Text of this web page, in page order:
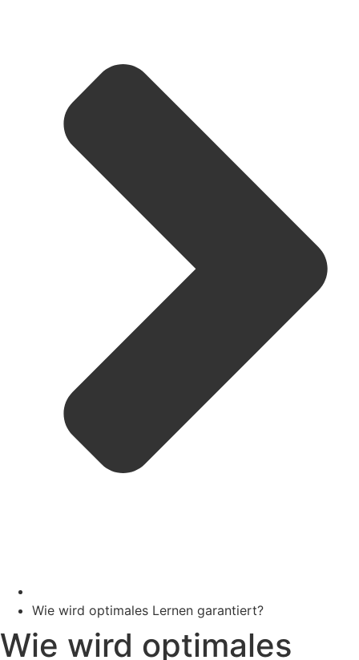
Wie wird optimales Lernen garantiert?
Wie wird optimales